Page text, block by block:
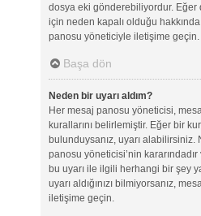
dosya eki gönderebiliyordur. Eğer
için neden kapalı olduğu
panosu yöneticiyle iletişime geçin.
Başa dön
Neden bir uyarı aldım?
Her mesaj panosu yöneticisi,
kurallarını belirlemiştir. Eğer bir
bulunduysanız, uyarı alabilirsiniz.
panosu yöneticisi’nin
bu uyarı ile ilgili herhangi bir şey
uyarı aldığınızı bilmiyorsanız,
iletişime geçin.